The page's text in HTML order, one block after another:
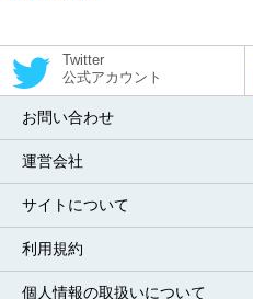
Twitter
公式アカウント
お問い合わせ
運営会社
サイトについて
利用規約
個人情報の取扱いについて